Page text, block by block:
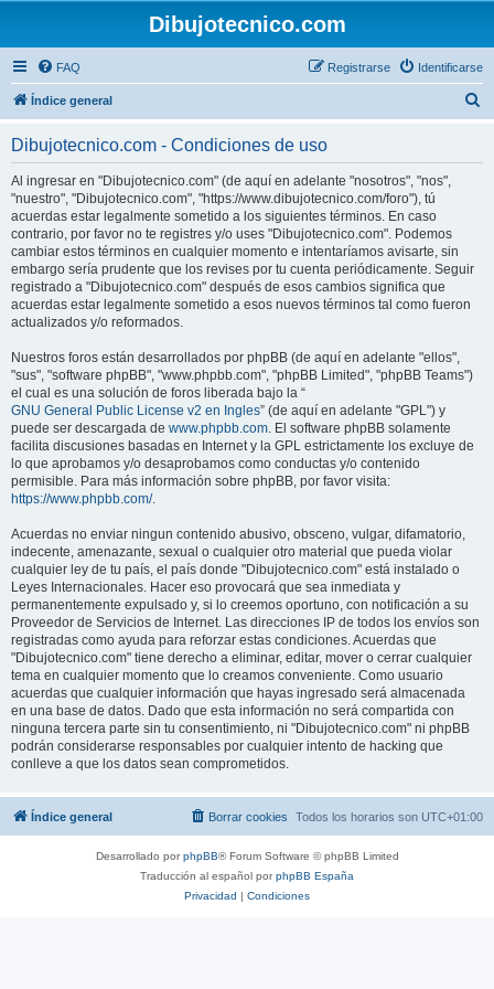
Dibujotecnico.com
FAQ Identificarse
Registrarse
Índice general
Dibujotecnico.com - Condiciones de uso
Al ingresar en "Dibujotecnico.com" (de aquí en adelante "nosotros", "nos",
"nuestro", "Dibujotecnico.com", "https://www.dibujotecnico.com/foro"), tú
acuerdas estar legalmente sometido a los siguientes términos. En caso
contrario, por favor no te registres y/o uses "Dibujotecnico.com". Podemos
cambiar estos términos en cualquier momento e intentaríamos avisarte, sin
embargo sería prudente que los revises por tu cuenta periódicamente. Seguir
registrado a "Dibujotecnico.com" después de esos cambios significa que
acuerdas estar legalmente sometido a esos nuevos términos tal como fueron
actualizados y/o reformados.
Nuestros foros están desarrollados por phpBB (de aquí en adelante "ellos",
"sus", "software phpBB", "www.phpbb.com", "phpBB Limited", "phpBB Teams")
el cual es una solución de foros liberada bajo la “
GNU General Public License v2 en Ingles” (de aquí en adelante "GPL") y
puede ser descargada de www.phpbb.com. El software phpBB solamente
facilita discusiones basadas en Internet y la GPL estrictamente los excluye de
lo que aprobamos y/o desaprobamos como conductas y/o contenido
permisible. Para más información sobre phpBB, por favor visita:
https://www.phpbb.com/.
Acuerdas no enviar ningun contenido abusivo, obsceno, vulgar, difamatorio,
indecente, amenazante, sexual o cualquier otro material que pueda violar
cualquier ley de tu país, el país donde "Dibujotecnico.com" está instalado o
Leyes Internacionales. Hacer eso provocará que sea inmediata y
permanentemente expulsado y, si lo creemos oportuno, con notificación a su
Proveedor de Servicios de Internet. Las direcciones IP de todos los envíos son
registradas como ayuda para reforzar estas condiciones. Acuerdas que
"Dibujotecnico.com" tiene derecho a eliminar, editar, mover o cerrar cualquier
tema en cualquier momento que lo creamos conveniente. Como usuario
acuerdas que cualquier información que hayas ingresado será almacenada
en una base de datos. Dado que esta información no será compartida con
ninguna tercera parte sin tu consentimiento, ni "Dibujotecnico.com" ni phpBB
podrán considerarse responsables por cualquier intento de hacking que
conlleve a que los datos sean comprometidos.
Índice general Todos los horarios son UTC+01:00
Borrar cookies
Desarrollado porphpBB® Forum Software © phpBB Limited
Traducción al español porphpBB España
Privacidad | Condiciones